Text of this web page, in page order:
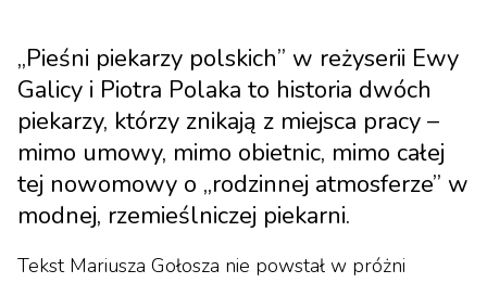
„Pieśni piekarzy polskich” w reżyserii Ewy
Galicy i Piotra Polaka to historia dwóch
piekarzy, którzy znikają z miejsca pracy –
mimo umowy, mimo obietnic, mimo całej
tej nowomowy o „rodzinnej atmosferze” w
modnej, rzemieślniczej piekarni.
Tekst Mariusza Gołosza nie powstał w próżni